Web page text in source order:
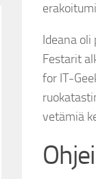
Ideana
Festarit
for IT-
vetämiä